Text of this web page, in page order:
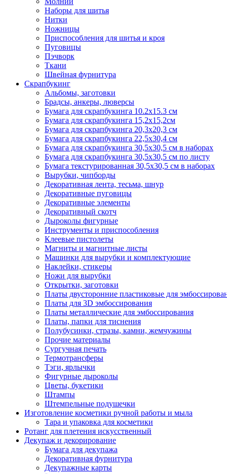
Наборы для шитья
Нитки
Ножницы
Приспособления для шитья и кроя
Пуговицы
Пэчворк
Ткани
Швейная фурнитура
Скрапбукинг
Альбомы, заготовки
Брадсы, анкеры, люверсы
Бумага для скрапбукинга 10.2х15.3 см
Бумага для скрапбукинга 15,2х15,2см
Бумага для скрапбукинга 20,3х20,3 см
Бумага для скрапбукинга 22,5х30,4 см
Бумага для скрапбукинга 30,5х30,5 см в наборах
Бумага для скрапбукинга 30,5х30,5 см по листу
Бумага текстурированная 30,5х30,5 см в наборах
Вырубки, чипборды
Декоративная лента, тесьма, шнур
Декоративные пуговицы
Декоративные элементы
Декоративный скотч
Дыроколы фигурные
Инструменты и приспособления
Клеевые пистолеты
Магниты и магнитные листы
Машинки для вырубки и комплектующие
Наклейки, стикеры
Ножи для вырубки
Открытки, заготовки
Платы двусторонние пластиковые для
Платы для 3D эмбоссирования
Платы металлические для эмбоссирования
Платы, папки для тиснения
Полубусинки, стразы, камни, жемчужины
Прочие материалы
Сургучная печать
Термотрансферы
Тэги, ярлычки
Фигурные дыроколы
Цветы, букетики
Штампы
Штемпельные подушечки
Изготовление косметики ручной работы и мыла
Тара и упаковка для косметики
Ротанг для плетения искусственный
Декупаж и декорирование
Бумага для декупажа
Декоративная фурнитура
Декупажные карты